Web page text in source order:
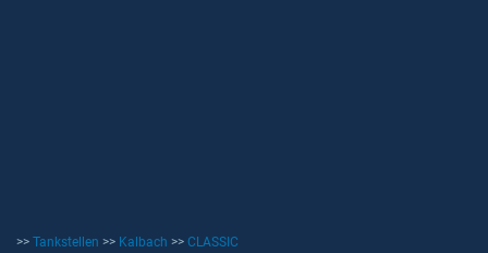
>> Tankstellen >> Kalbach >> CLASSIC